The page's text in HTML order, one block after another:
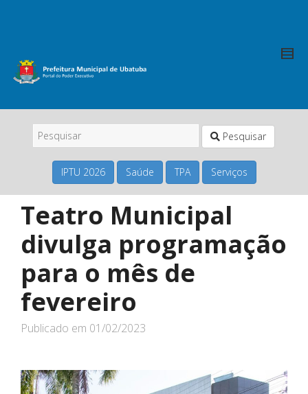
Pesquisar
IPTU 2026 Saúde TPA Serviços
Teatro Municipal
divulga programação
para o mês de
fevereiro
Publicado em 01/02/2023